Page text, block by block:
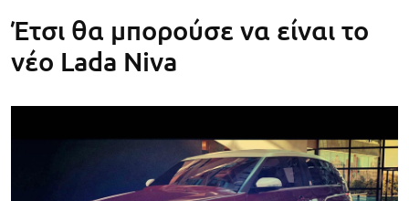
Έτσι θα μπορούσε να είναι το
νέο Lada Niva